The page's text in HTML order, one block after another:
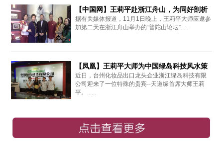
【中国网】王莉平赴浙江舟山，为同好剖析
周易思想
据有关媒体报道，11月1日晚上，王莉平大师应邀参
加第二天在浙江舟山举办的“普陀山论坛”.....
【凤凰】王莉平大师为中国绿岛科技风水策
划布局
近日，台州化妆品出口龙头企业浙江绿岛科技有限
公司迎来了一位特殊的贵宾--天道缘首席大师王莉
平。......